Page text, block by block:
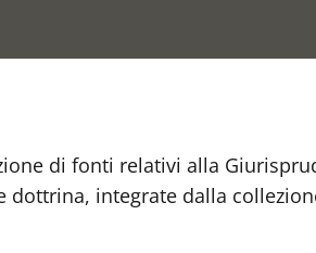
di fonti relativi alla
dottrina, integrate dalla